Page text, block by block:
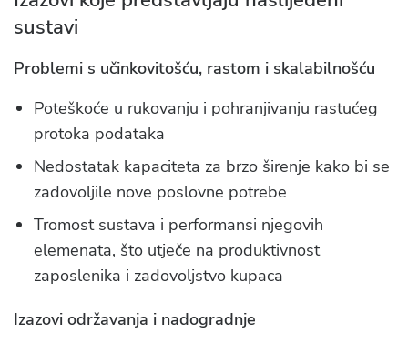
sustavi
Problemi s učinkovitošću, rastom i skalabilnošću
Poteškoće u rukovanju i pohranjivanju rastućeg
protoka podataka
Nedostatak kapaciteta za brzo širenje kako bi se
zadovoljile nove poslovne potrebe
Tromost sustava i performansi njegovih
elemenata, što utječe na produktivnost
zaposlenika i zadovoljstvo kupaca
Izazovi održavanja i nadogradnje